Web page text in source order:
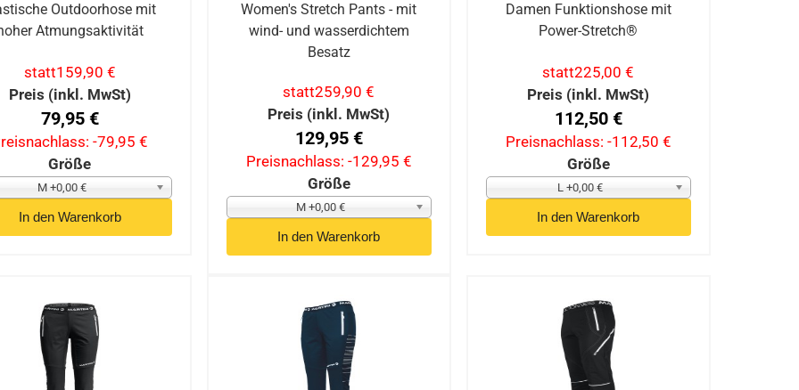
Outdoorhose mit
Atmungsaktivität
statt159,90 €
Preis (inkl. MwSt)
79,95 €
-79,95 €
Größe
M +0,00 €
Women's Stretch Pants - mit
wind- und wasserdichtem
Besatz
statt259,90 €
Preis (inkl. MwSt)
129,95 €
Preisnachlass: -129,95 €
Größe
M +0,00 €
Damen Funktionshose mit
Power-Stretch®
statt225,00 €
Preis (inkl. MwSt)
112,50 €
Preisnachlass: -112,50 €
Größe
L +0,00 €